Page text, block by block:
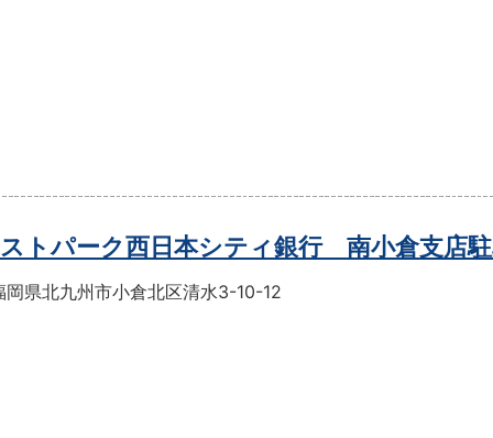
ストパーク西日本シティ銀行 南小倉支店
岡県北九州市小倉北区清水3-10-12